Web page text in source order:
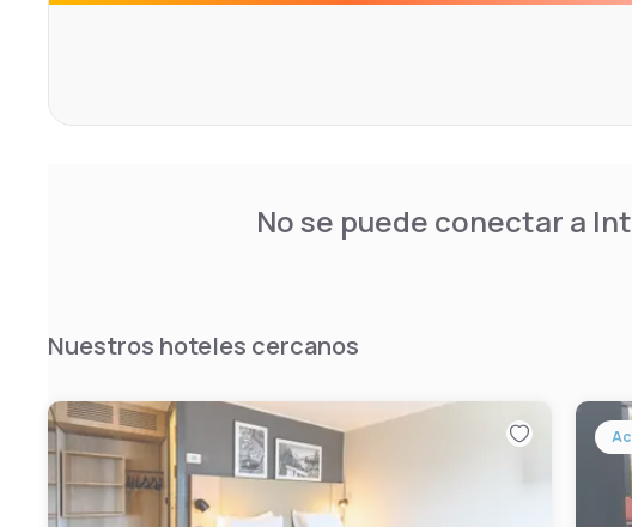
No se puede conectar a
Nuestros hoteles cercanos